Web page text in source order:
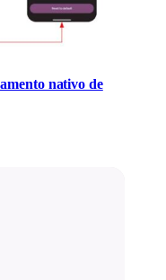
nativo de